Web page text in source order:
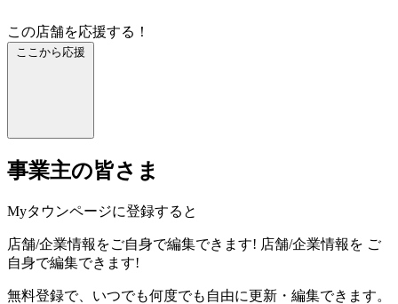
この店舗を応援する！
ここから応援
事業主の皆さま
Myタウンページに登録すると
店舗/企業情報をご自身で編集できます! 店舗/企業情報を ご
自身で編集できます!
無料登録で、いつでも何度でも自由に更新・編集できます。